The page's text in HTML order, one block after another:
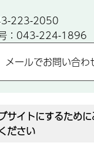
223-2050
：043-224-1896
サイトにするため
ださい